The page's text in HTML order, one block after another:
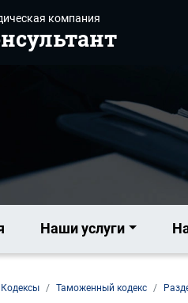
компания
Наши услуги
Кодексы Таможенный кодекс